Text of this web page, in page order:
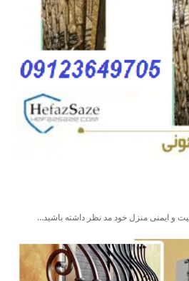
و ایمنی منزل خود مد نظر داشته باشید…